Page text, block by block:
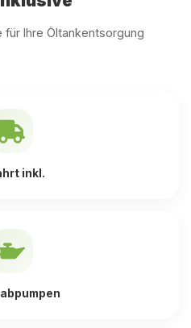
Ihre Öltankentsorgung
inkl.